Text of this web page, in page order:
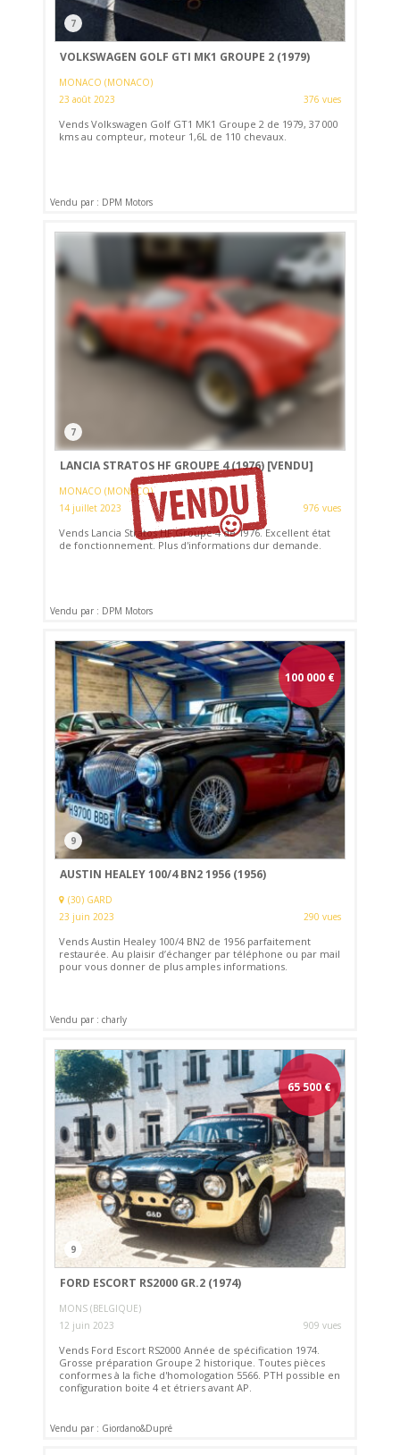
7
VOLKSWAGEN GOLF GTI MK1 GROUPE 2 (1979)
MONACO (MONACO)
23 août 2023
376 vues
Vends Volkswagen Golf GT1 MK1 Groupe 2 de 1979, 37 000
kms au compteur, moteur 1,6L de 110 chevaux.
Vendu par : DPM Motors
7
LANCIA STRATOS HF GROUPE 4 (1976) [VENDU]
MONACO (MONACO)
14 juillet 2023
976 vues
Vends Lancia Stratos HF Groupe 4 de 1976. Excellent état
de fonctionnement. Plus d'informations dur demande.
Vendu par : DPM Motors
100 000€
9
AUSTIN HEALEY 100/4 BN2 1956 (1956)
(30) GARD
23 juin 2023
290 vues
Vends Austin Healey 100/4 BN2 de 1956 parfaitement
restaurée. Au plaisir d’échanger par téléphone ou par mail
pour vous donner de plus amples informations.
Vendu par : charly
65 500€
9
FORD ESCORT RS2000 GR.2 (1974)
MONS (BELGIQUE)
12 juin 2023
909 vues
Vends Ford Escort RS2000 Année de spécification 1974.
Grosse préparation Groupe 2 historique. Toutes pièces
conformes à la fiche d'homologation 5566. PTH possible en
configuration boite 4 et étriers avant AP.
Vendu par : Giordano&Dupré